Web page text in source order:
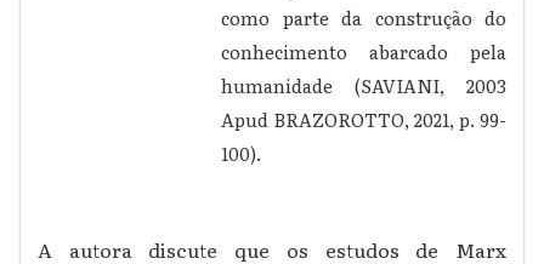
como parte da construção do
conhecimento abarcado pela
humanidade (SAVIANI, 2003
Apud BRAZOROTTO, 2021, p. 99-
100).
A autora discute que os estudos de Marx